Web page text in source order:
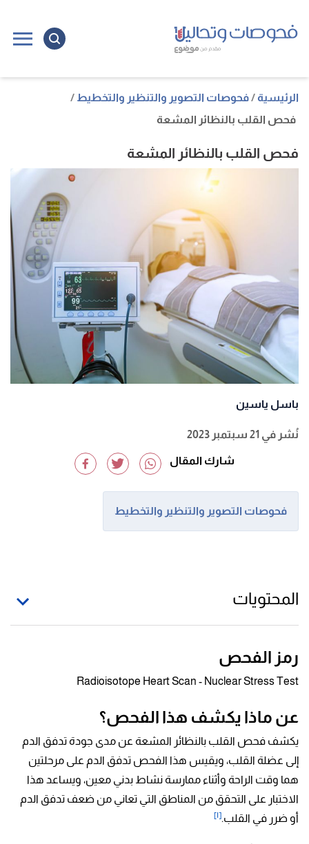
الرئيسية
فحوصات التصوير والتنظير والتخطيط
فحص القلب بالنظائر المشعة
فحص القلب بالنظائر المشعة
باسل ياسين
نُشر في 21 سبتمبر 2023
شارك المقال
فحوصات التصوير والتنظير والتخطيط
المحتويات
رمز الفحص
Radioisotope Heart Scan - Nuclear Stress Test
عن ماذا يكشف هذا الفحص؟
يكشف فحص القلب بالنظائر المشعة عن مدى جودة تدفق الدم
إلى عضلة القلب، ويقيس هذا الفحص تدفق الدم على مرحلتين
هما وقت الراحة وأثناء ممارسة نشاط بدني معين، ويساعد هذا
الاختبار على التحقق من المناطق التي تعاني من ضعف تدفق الدم
أو ضرر في القلب.[١]